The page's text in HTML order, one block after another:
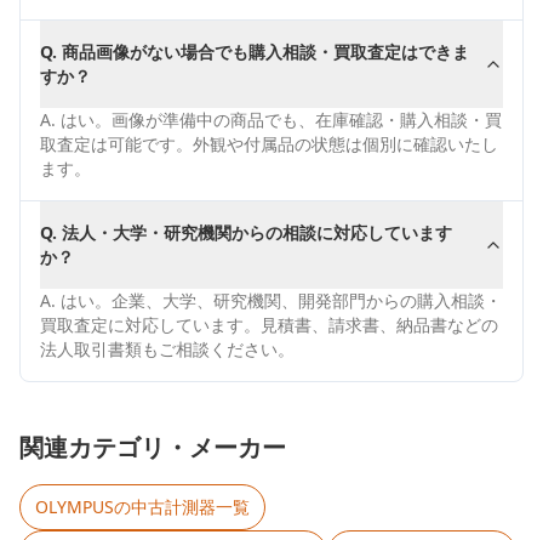
Q. 商品画像がない場合でも購入相談・買取査定はできま
すか？
A. はい。画像が準備中の商品でも、在庫確認・購入相談・買
取査定は可能です。外観や付属品の状態は個別に確認いたし
ます。
Q. 法人・大学・研究機関からの相談に対応しています
か？
A. はい。企業、大学、研究機関、開発部門からの購入相談・
買取査定に対応しています。見積書、請求書、納品書などの
法人取引書類もご相談ください。
関連カテゴリ・メーカー
OLYMPUSの中古計測器一覧